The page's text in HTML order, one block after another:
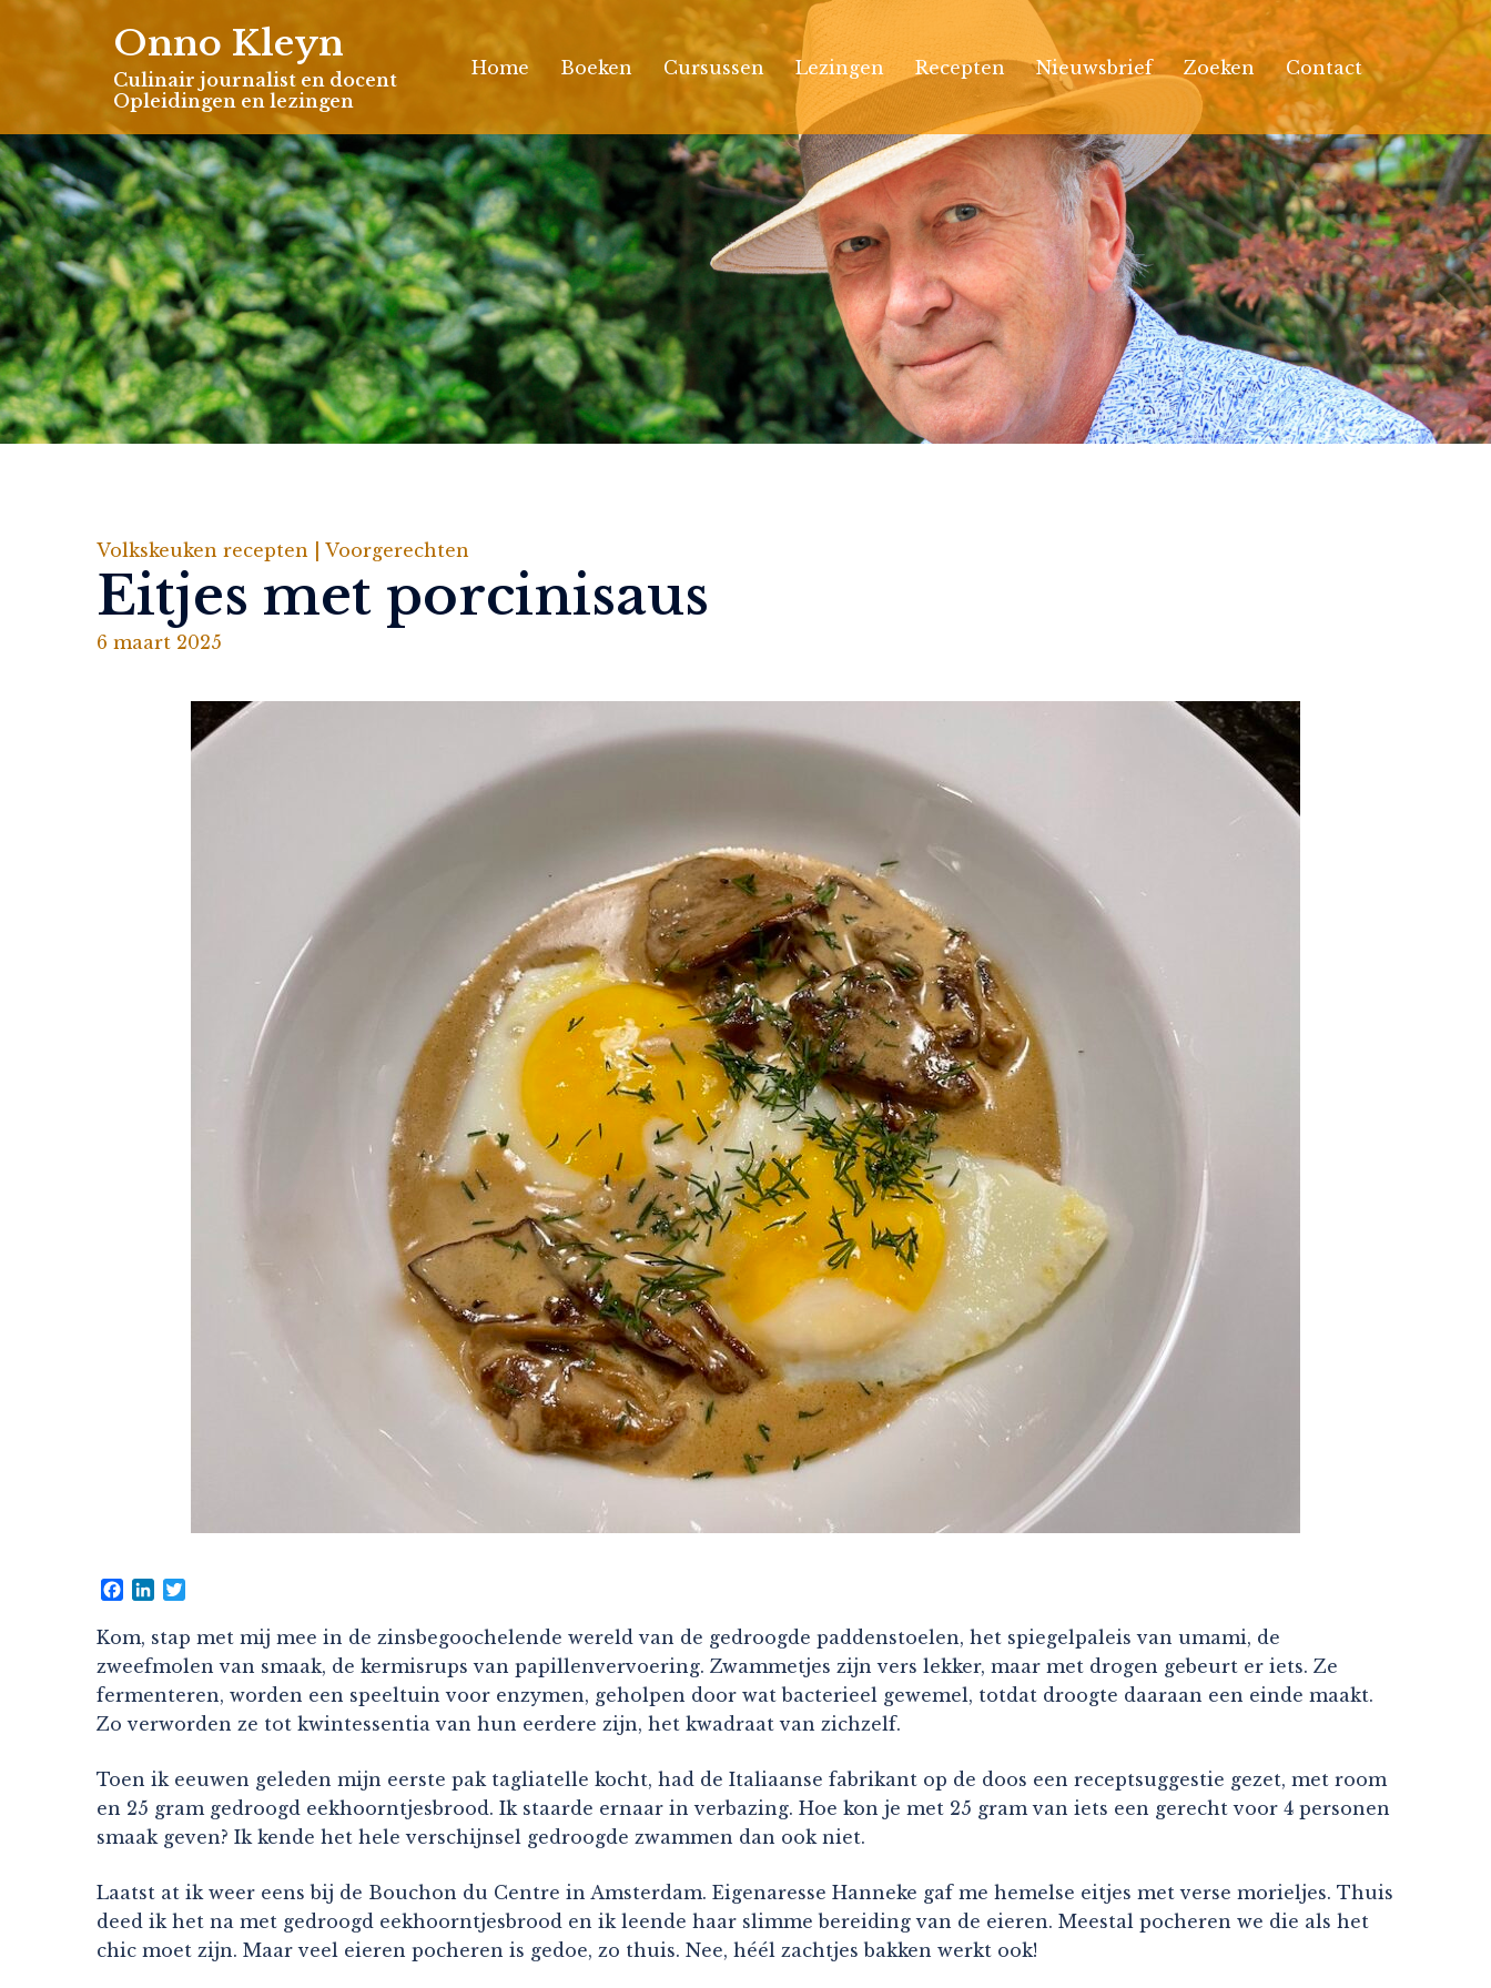
Skip
content
Onno Kleyn
Culinair journalist en docent
Opleidingen en lezingen
Home Boeken Cursussen Lezingen Recepten Nieuwsbrief Zoeken Contact
Volkskeuken recepten | Voorgerechten
Eitjes met porcinisaus
6 maart 2025
Facebook
LinkedIn
Kom, stap met mij mee in de zinsbegoochelende wereld van de gedroogde paddenstoelen, het spiegelpaleis van umami, de
zweefmolen van smaak, de kermisrups van papillenvervoering. Zwammetjes zijn vers lekker, maar met drogen gebeurt er iets. Ze
fermenteren, worden een speeltuin voor enzymen, geholpen door wat bacterieel gewemel, totdat droogte daaraan een einde maakt.
Zo verworden ze tot kwintessentia van hun eerdere zijn, het kwadraat van zichzelf.
Toen ik eeuwen geleden mijn eerste pak tagliatelle kocht, had de Italiaanse fabrikant op de doos een receptsuggestie gezet, met room
en 25 gram gedroogd eekhoorntjesbrood. Ik staarde ernaar in verbazing. Hoe kon je met 25 gram van iets een gerecht voor 4 personen
smaak geven? Ik kende het hele verschijnsel gedroogde zwammen dan ook niet.
Laatst at ik weer eens bij de Bouchon du Centre in Amsterdam. Eigenaresse Hanneke gaf me hemelse eitjes met verse morieljes. Thuis
deed ik het na met gedroogd eekhoorntjesbrood en ik leende haar slimme bereiding van de eieren. Meestal pocheren we die als het
chic moet zijn. Maar veel eieren pocheren is gedoe, zo thuis. Nee, héél zachtjes bakken werkt ook!